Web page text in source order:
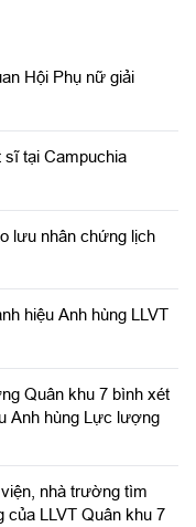
Hội Phụ nữ giải
sĩ tại Campuchia
lưu nhân chứng lịch
hiệu Anh hùng LLVT
Quân khu 7 bình xét
Anh hùng Lực lượng
nhà trường tìm
của LLVT Quân khu 7